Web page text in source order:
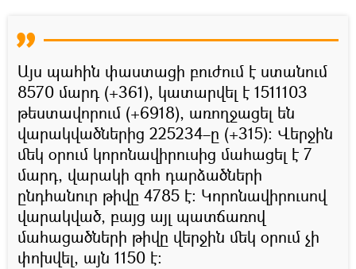
Այս պահին փաստացի բուժում է ստանում
8570 մարդ (+361), կատարվել է 1511103
թեստավորում (+6918), առողջացել են
վարակվածներից 225234–ը (+315): Վերջին
մեկ օրում կորոնավիրուսից մահացել է 7
մարդ, վարակի զոհ դարձածների
ընդհանուր թիվը 4785 է։ Կորոնավիրուսով
վարակված, բայց այլ պատճառով
մահացածների թիվը վերջին մեկ օրում չի
փոխվել, այն 1150 է։